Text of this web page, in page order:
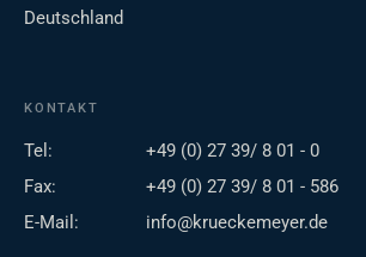
Deutschland
KONTAKT
Tel:
+49 (0) 27 39/ 8 01 - 0
Fax:
+49 (0) 27 39/ 8 01 - 586
E-Mail:
info@krueckemeyer.de